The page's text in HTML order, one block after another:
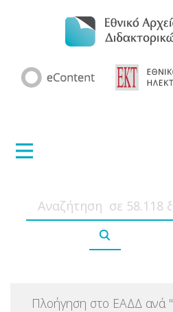
Πλοήγηση στο ΕΑΔΔ ανά "